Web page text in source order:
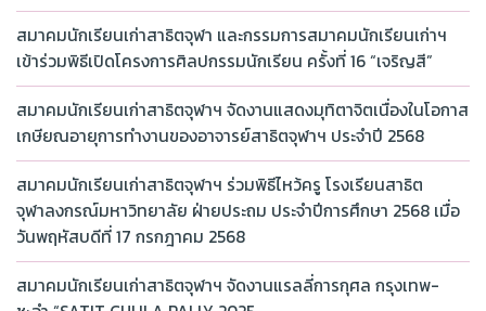
สมาคมนักเรียนเก่าสาธิตจุฬา และกรรมการสมาคมนักเรียนเก่าฯ
เข้าร่วมพิธีเปิดโครงการศิลปกรรมนักเรียน ครั้งที่ 16 “เจริญสี”
สมาคมนักเรียนเก่าสาธิตจุฬาฯ จัดงานแสดงมุทิตาจิตเนื่องในโอกาส
เกษียณอายุการทำงานของอาจารย์สาธิตจุฬาฯ ประจำปี 2568
สมาคมนักเรียนเก่าสาธิตจุฬาฯ ร่วมพิธีไหว้ครู โรงเรียนสาธิต
จุฬาลงกรณ์มหาวิทยาลัย ฝ่ายประถม ประจำปีการศึกษา 2568 เมื่อ
วันพฤหัสบดีที่ 17 กรกฎาคม 2568
สมาคมนักเรียนเก่าสาธิตจุฬาฯ จัดงานแรลลี่การกุศล กรุงเทพ-